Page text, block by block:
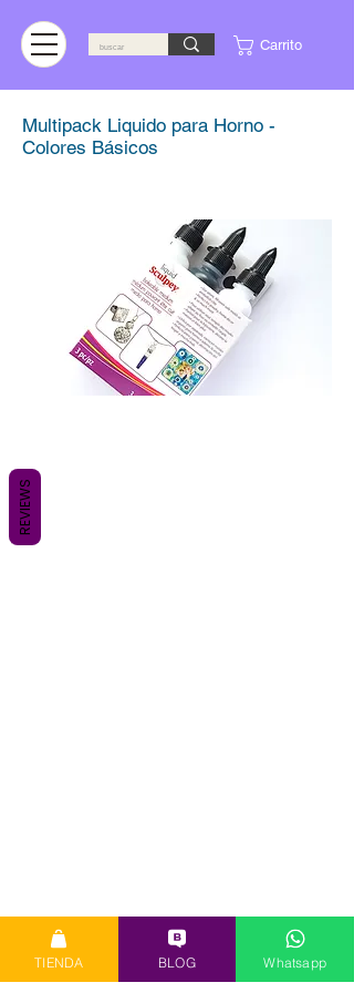
Carrito
Multipack Liquido para Horno -
Colores Básicos
TIENDA BLOG Whatsapp
REVIEWS